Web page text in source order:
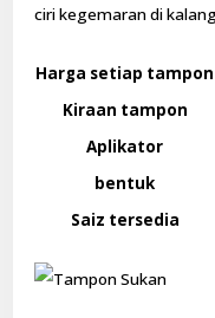
ciri kegemaran di
Harga setiap tampon
Kiraan tampon
Aplikator
bentuk
Saiz tersedia